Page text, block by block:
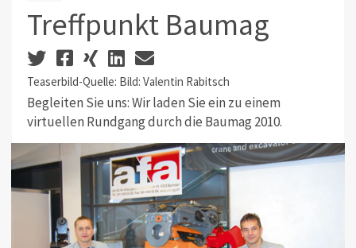
Treffpunkt Baumag
Teaserbild-Quelle: Bild: Valentin Rabitsch
Begleiten Sie uns: Wir laden Sie ein zu einem
virtuellen Rundgang durch die Baumag 2010.